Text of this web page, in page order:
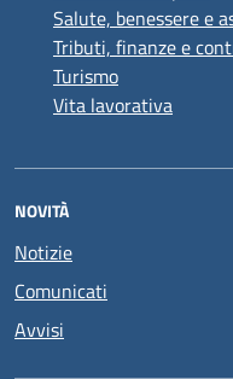
Salute, benessere e
Tributi, finanze e
Turismo
Vita lavorativa
NOVITÀ
Notizie
Comunicati
Avvisi